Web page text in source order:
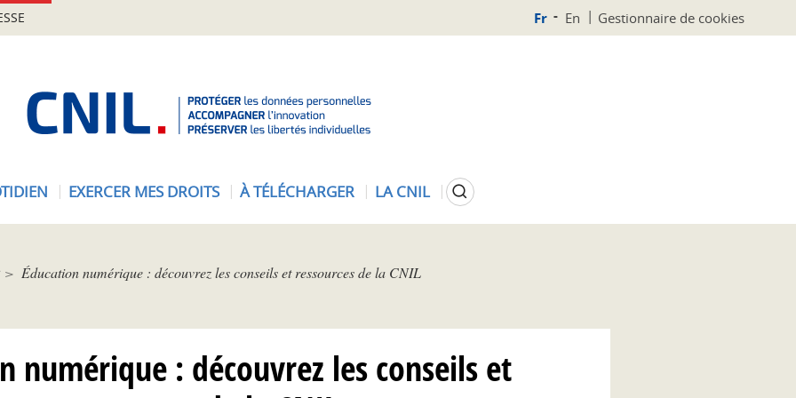
Fr En Gestionnaire de cookies
N
EXERCER MES DROITS À TÉLÉCHARGER LA CNIL Rechercher
Éducation numérique : découvrez les conseils et ressources de la CNIL
numérique : découvrez les conseils et